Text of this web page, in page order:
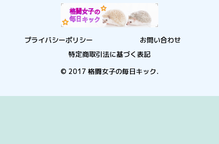
プライバシーポリシー
お問い合わせ
特定商取引法に基づく表記
© 2017 格闘女子の毎日キック.